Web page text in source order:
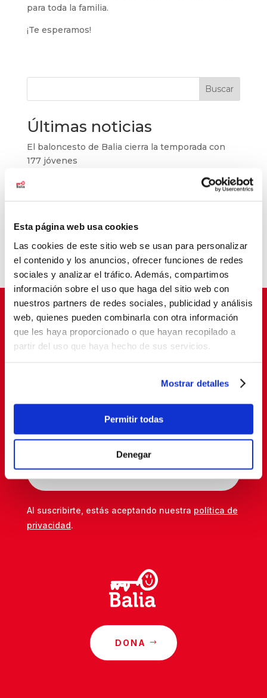
Esta página web usa cookies
Las cookies de este sitio web se usan para personalizar
el contenido y los anuncios, ofrecer funciones de redes
sociales y analizar el tráfico. Además, compartimos
información sobre el uso que haga del sitio web con
nuestros partners de redes sociales, publicidad y análisis
web, quienes pueden combinarla con otra información
que les haya proporcionado o que hayan recopilado a
partir del uso que haya hecho de sus servicios.
Mostrar detalles
Permitir todas
Denegar
para toda la familia.
¡Te esperamos!
Buscar
Últimas noticias
El baloncesto de Balia cierra la temporada con
177 jóvenes
Balia refuerza su labor educativa en Tetuán.
“Tardes con Plan”
Un aula que cambia vidas
Suscríbete para cambiar vidas
SUSCRIBETE
Al suscribirte, estás aceptando nuestra política de
privacidad.
DONA